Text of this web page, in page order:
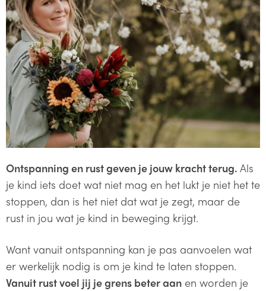
Ontspanning en rust geven je jouw kracht terug. Als
je kind iets doet wat niet mag en het lukt je niet het te
stoppen, dan is het niet dat wat je zegt, maar de
rust in jou wat je kind in beweging krijgt.
Want vanuit ontspanning kan je pas aanvoelen wat
er werkelijk nodig is om je kind te laten stoppen.
Vanuit rust voel jij je grens beter aan en worden je